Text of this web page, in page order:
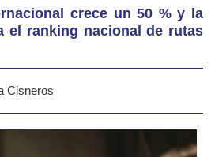
crece un 50 % y la
el ranking nacional de rutas
Cisneros